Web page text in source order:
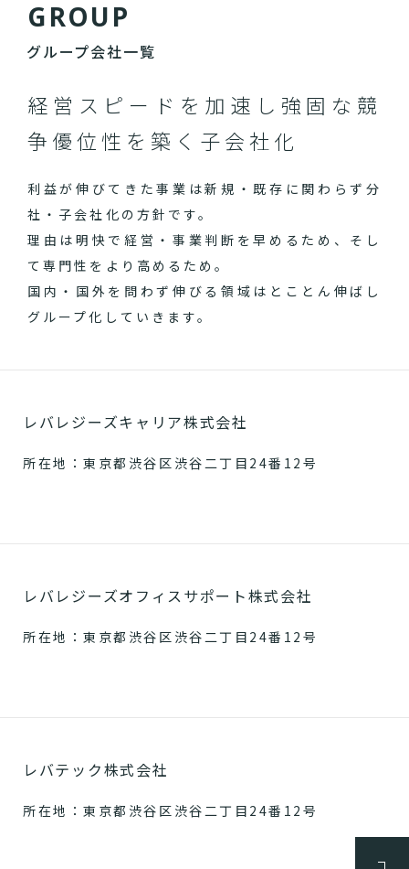
GROUP
グループ会社一覧
経営スピードを加速し 強固な競
争優位性を築く子会社化
利益が伸びてきた事業は新規・既存に関わらず分
社・子会社化の方針です。
理由は明快で経営・事業判断を早めるため、そし
て専門性をより高めるため。
国内・国外を問わず伸びる領域はとことん伸ばし
グループ化していきます。
レバレジーズキャリア株式会社
所在地：東京都渋谷区渋谷二丁目24番12号
レバレジーズオフィスサポート株式会社
所在地：東京都渋谷区渋谷二丁目24番12号
レバテック株式会社
所在地：東京都渋谷区渋谷二丁目24番12号